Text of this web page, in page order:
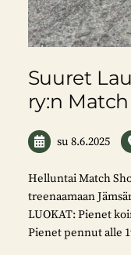
Suuret
ry:n
su 8.6.2025
Helluntai Match
treenaamaan
LUOKAT: Pienet
Pienet pennut alle